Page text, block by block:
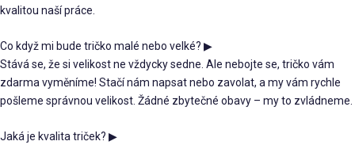
kvalitou naší práce.
Co když mi bude tričko malé nebo velké? ▶
Stává se, že si velikost ne vždycky sedne. Ale nebojte se, tričko vám
zdarma vyměníme! Stačí nám napsat nebo zavolat, a my vám rychle
pošleme správnou velikost. Žádné zbytečné obavy – my to zvládneme.
Jaká je kvalita triček? ▶